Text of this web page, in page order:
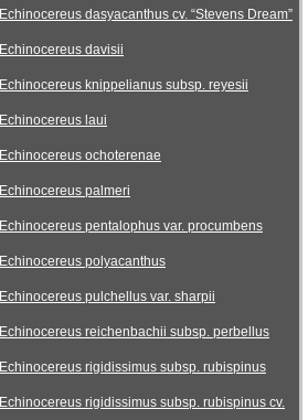
Echinocereus dasyacanthus cv. “Stevens Dream”
Echinocereus davisii
Echinocereus knippelianus subsp. reyesii
Echinocereus laui
Echinocereus ochoterenae
Echinocereus palmeri
Echinocereus pentalophus var. procumbens
Echinocereus polyacanthus
Echinocereus pulchellus var. sharpii
Echinocereus reichenbachii subsp. perbellus
Echinocereus rigidissimus subsp. rubispinus
Echinocereus rigidissimus subsp. rubispinus cv.